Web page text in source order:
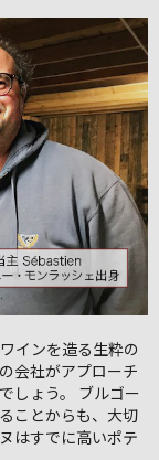
インを造る生粋の
会社がアプローチ
しょう。 ブルゴー
ことからも、大切
はすでに高いポテ